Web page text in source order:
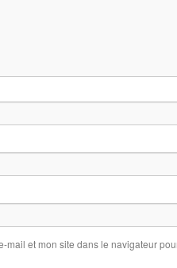
mail et mon site dans le navigateur